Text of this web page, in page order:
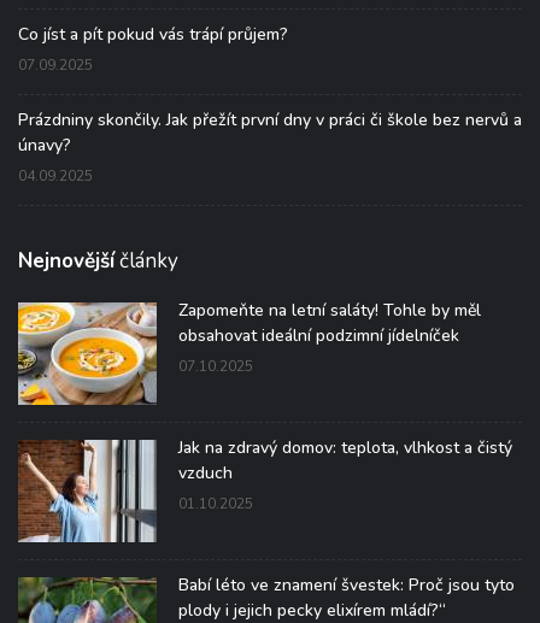
Co jíst a pít pokud vás trápí průjem?
07.09.2025
Prázdniny skončily. Jak přežít první dny v práci či škole bez nervů a
únavy?
04.09.2025
Nejnovějšíčlánky
Zapomeňte na letní saláty! Tohle by měl
obsahovat ideální podzimní jídelníček
07.10.2025
Jak na zdravý domov: teplota, vlhkost a čistý
vzduch
01.10.2025
Babí léto ve znamení švestek: Proč jsou tyto
plody i jejich pecky elixírem mládí?“